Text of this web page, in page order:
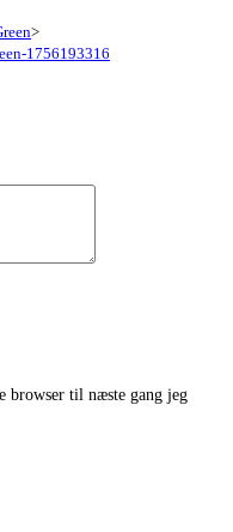
>
1756193316
browser til næste gang jeg